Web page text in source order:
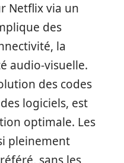
Netflix via un
des
la
audio-visuelle.
des codes
logiciels, est
optimale. Les
pleinement